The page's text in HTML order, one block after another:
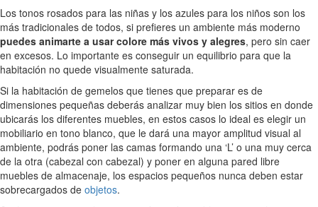
Los tonos rosados para las niñas y los azules para los niños son los
más tradicionales de todos, si prefieres un ambiente más moderno
puedes animarte a usar colore más vivos y alegres, pero sin caer
en excesos. Lo importante es conseguir un equilibrio para que la
habitación no quede visualmente saturada.
Si la habitación de gemelos que tienes que preparar es de
dimensiones pequeñas deberás analizar muy bien los sitios en donde
ubicarás los diferentes muebles, en estos casos lo ideal es elegir un
mobiliario en tono blanco, que le dará una mayor amplitud visual al
ambiente, podrás poner las camas formando una ‘L’ o una muy cerca
de la otra (cabezal con cabezal) y poner en alguna pared libre
muebles de almacenaje, los espacios pequeños nunca deben estar
sobrecargados de objetos.